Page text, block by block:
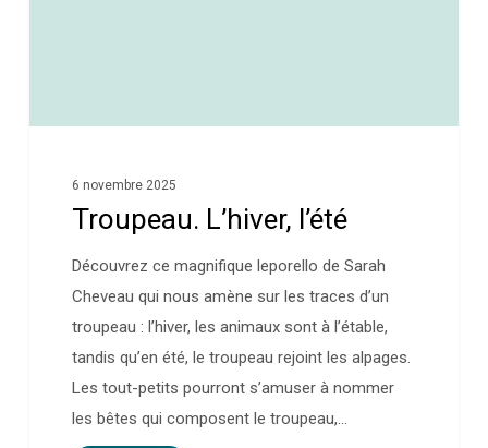
6 novembre 2025
Troupeau. L’hiver, l’été
Découvrez ce magnifique leporello de Sarah
Cheveau qui nous amène sur les traces d’un
troupeau : l’hiver, les animaux sont à l’étable,
tandis qu’en été, le troupeau rejoint les alpages.
Les tout-petits pourront s’amuser à nommer
les bêtes qui composent le troupeau,…